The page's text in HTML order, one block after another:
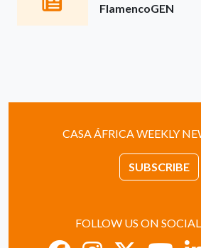
FlamencoGEN
CASA ÁFRICA WEEKLY
SUBSCRIBE
FOLLOW US ON